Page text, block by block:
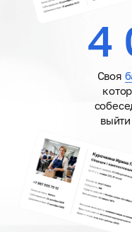
Своя
4